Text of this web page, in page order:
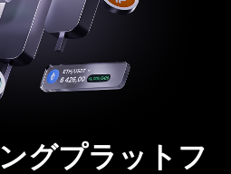
グプラットフ